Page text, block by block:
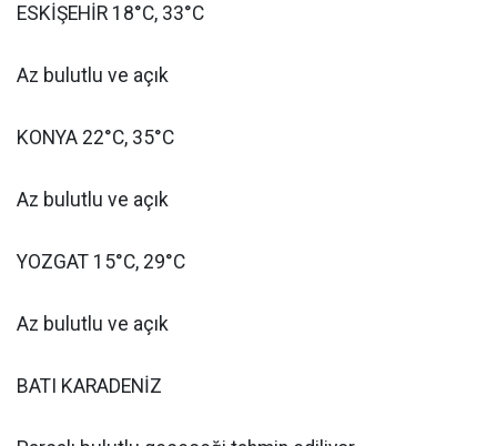
ESKİŞEHİR 18°C, 33°C
Az bulutlu ve açık
KONYA 22°C, 35°C
Az bulutlu ve açık
YOZGAT 15°C, 29°C
Az bulutlu ve açık
BATI KARADENİZ